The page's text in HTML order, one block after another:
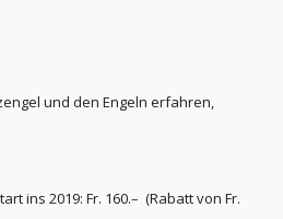
und den Engeln erfahren,
ins 2019: Fr. 160.– (Rabatt von Fr.